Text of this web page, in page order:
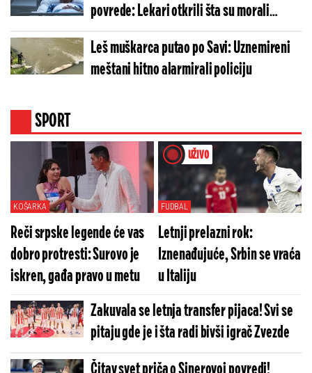
povrede: Lekari otkrili šta su morali
odmah da urade
Leš muškarca putao po Savi: Uznemireni
meštani hitno alarmirali policiju
SPORT
KOŠARKA
Reči srpske legende će vas
dobro protresti: Surovo je
iskren, gađa pravo u metu
UŽIVO
FUDBAL
Letnji prelazni rok:
Iznenađujuće, Srbin se vraća
u Italiju
Zakuvala se letnja transfer pijaca! Svi se
pitaju gde je i šta radi bivši igrač Zvezde